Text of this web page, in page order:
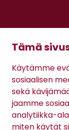
Tämä
Käytämme
sosiaalisen
sekä
jaamme
analytiikka-
miten käytät